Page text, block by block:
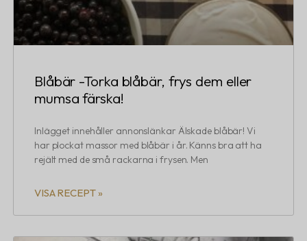
Blåbär -Torka blåbär, frys dem eller
mumsa färska!
Inlägget innehåller annonslänkar Älskade blåbär! Vi
har plockat massor med blåbär i år. Känns bra att ha
rejält med de små rackarna i frysen. Men
VISA RECEPT »